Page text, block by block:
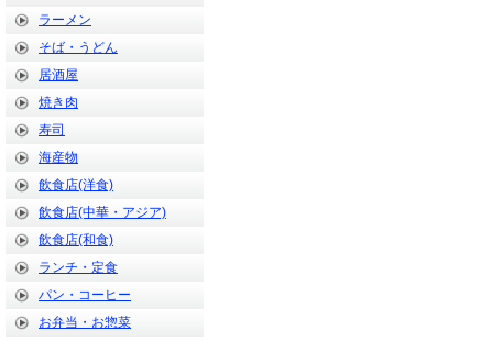
ラーメン
そば・うどん
居酒屋
焼き肉
寿司
海産物
飲食店(洋食)
飲食店(中華・アジア)
飲食店(和食)
ランチ・定食
パン・コーヒー
お弁当・お惣菜